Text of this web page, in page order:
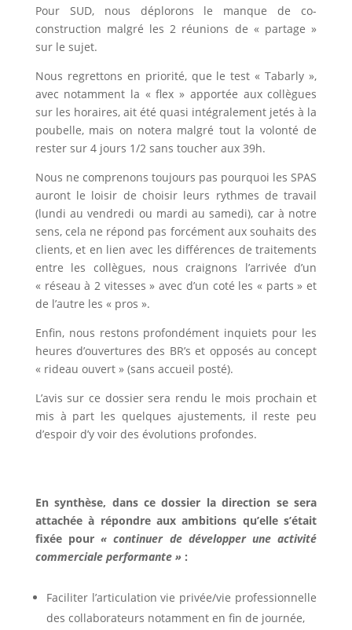
Pour SUD, nous déplorons le manque de co-
construction malgré les 2 réunions de « partage »
sur le sujet.
Nous regrettons en priorité, que le test « Tabarly »,
avec notamment la « flex » apportée aux collègues
sur les horaires, ait été quasi intégralement jetés à la
poubelle, mais on notera malgré tout la volonté de
rester sur 4 jours 1/2 sans toucher aux 39h.
Nous ne comprenons toujours pas pourquoi les SPAS
auront le loisir de choisir leurs rythmes de travail
(lundi au vendredi ou mardi au samedi), car à notre
sens, cela ne répond pas forcément aux souhaits des
clients, et en lien avec les différences de traitements
entre les collègues, nous craignons l’arrivée d’un
« réseau à 2 vitesses » avec d’un coté les « parts » et
de l’autre les « pros ».
Enfin, nous restons profondément inquiets pour les
heures d’ouvertures des BR’s et opposés au concept
« rideau ouvert » (sans accueil posté).
L’avis sur ce dossier sera rendu le mois prochain et
mis à part les quelques ajustements, il reste peu
d’espoir d’y voir des évolutions profondes.
En synthèse, dans ce dossier la direction se sera
attachée à répondre aux ambitions qu’elle s’était
fixée pour« continuer de développer une activité
commerciale performante »:
Faciliter l’articulation vie privée/vie professionnelle
des collaborateurs notamment en fin de journée,